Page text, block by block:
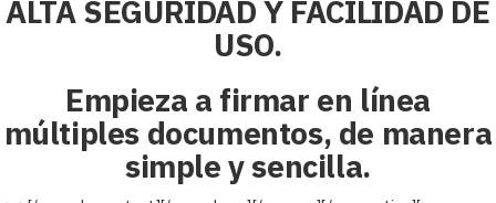
ALTA SEGURIDAD Y FACILIDAD DE
USO.
Empieza a firmar en línea
múltiples documentos, de manera
simple y sencilla.